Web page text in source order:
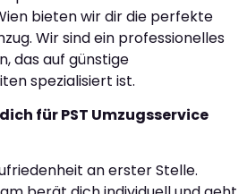
bieten wir dir die perfekte
Wir sind ein professionelles
das auf günstige
spezialisiert ist.
für PST Umzugsservice
an erster Stelle.